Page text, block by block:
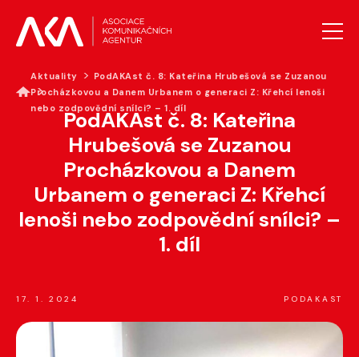
AKTUALITY
O AKA
PROJEKTY AKA
VZDĚLÁVÁNÍ
PRO MÉDIA
GALERIE
Aktuality
PodAKAst č. 8: Kateřina Hrubešová se Zuzanou
Procházkovou a Danem Urbanem o generaci Z: Křehcí lenoši
nebo zodpovědní snílci? – 1. díl
PodAKAst č. 8: Kateřina
Hrubešová se Zuzanou
Procházkovou a Danem
Urbanem o generaci Z: Křehcí
lenoši nebo zodpovědní snílci? –
1. díl
17. 1. 2024 PODAKAST